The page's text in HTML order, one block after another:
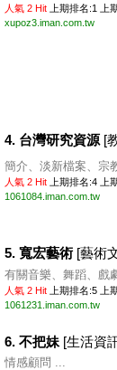
人氣 2 Hit 上期排名:1 上
xupoz3.iman.com.tw
4. 台灣研究資源 [
簡介、淡新檔案、宗
人氣 2 Hit 上期排名:4 上
1061084.iman.com.tw
5. 寬宏藝術 [藝術
有關音樂、舞蹈、戲
人氣 2 Hit 上期排名:5 上
1061231.iman.com.tw
6. 不把妹 [生活資
情感顧問 ...